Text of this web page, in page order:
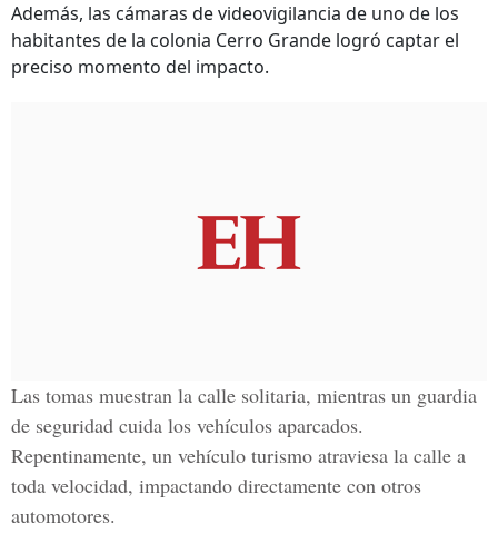
Además, las cámaras de videovigilancia de uno de los
habitantes de la colonia Cerro Grande logró captar el
preciso momento del impacto.
Las tomas muestran la calle solitaria, mientras un guardia
de seguridad cuida los vehículos aparcados.
Repentinamente, un vehículo turismo atraviesa la calle a
toda velocidad, impactando directamente con otros
automotores.